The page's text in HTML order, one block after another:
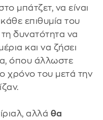
μπάτζετ, να είναι
επιθυμία του
τη δυνατότητα να
και να ζήσει
όπου άλλωστε
χρόνο του μετά την
αλλά θα